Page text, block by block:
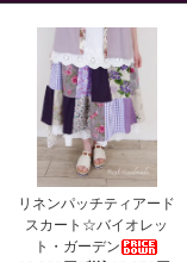
リネンパッチティアード
スカート☆バイオレッ
ト・ガーデン